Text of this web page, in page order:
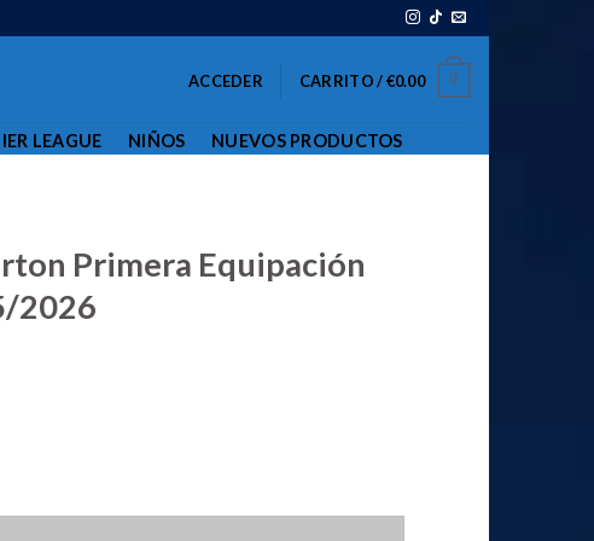
ACCEDER CARRITO /€0.00 0
LEAGUE NIÑOS NUEVOS PRODUCTOS
Primera Equipación
2026